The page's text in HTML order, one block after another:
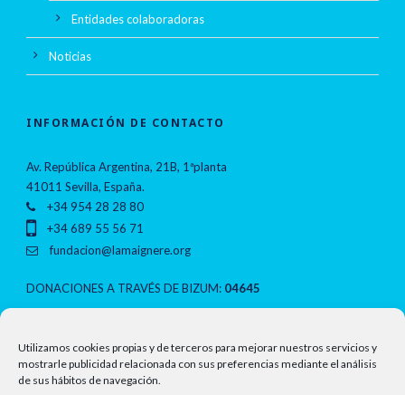
Utilizamos cookies propias y de terceros para mejorar nuestros servicios y
mostrarle publicidad relacionada con sus preferencias mediante el análisis
de sus hábitos de navegación.
Entidades colaboradoras
Noticias
INFORMACIÓN DE CONTACTO
Av. República Argentina, 21B, 1ªplanta
41011 Sevilla, España.
+34 954 28 28 80
+34 689 55 56 71
fundacion@lamaignere.org
DONACIONES A TRAVÉS DE BIZUM: 04645
NOTAS LEGALES
Política de privacidad